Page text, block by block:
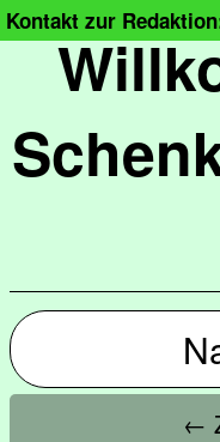
Kontakt zur
←